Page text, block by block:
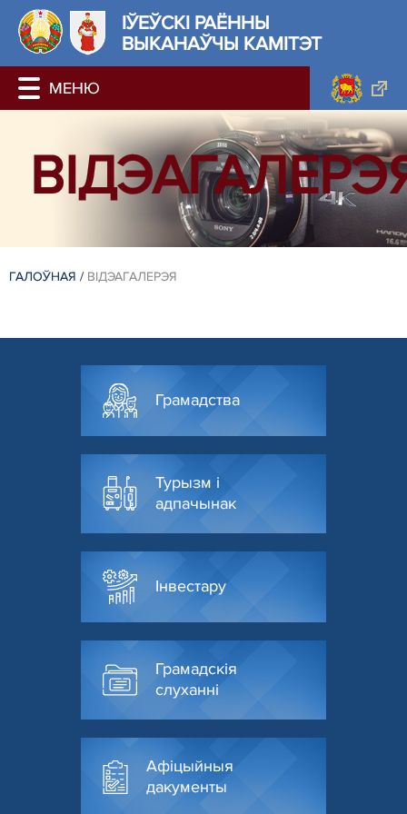
ІЎЕЎСКІ РАЁННЫ
ВЫКАНАЎЧЫ КАМІТЭТ
ГАЛОЎНАЯ / ВІДЭАГАЛЕРЭЯ
Грамадства
Турызм і
адпачынак
Інвестару
Грамадскія
слуханні
Афіцыйныя
дакументы